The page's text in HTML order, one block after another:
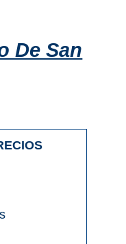
De San